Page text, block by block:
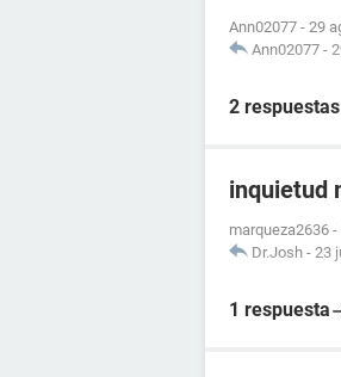
Ann02077 - 29
Ann02077 -
2 respuestas
inquietud
marqueza2636 -
Dr.Josh - 23
1 respuesta